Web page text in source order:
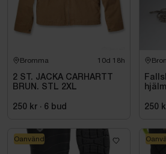
Bromma 10d 18h
2 ST. JACKA CARHARTT
BRUN. STL 2XL
250 kr · 6 bud 250
Oanvänd